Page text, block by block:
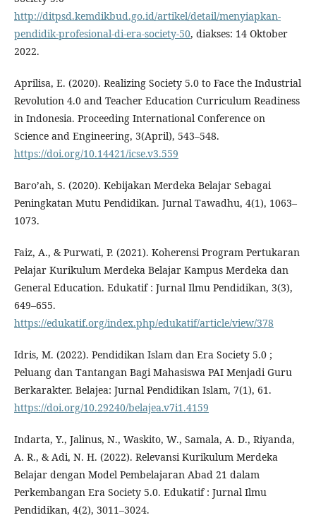
http://ditpsd.kemdikbud.go.id/artikel/detail/menyiapkan-
pendidik-profesional-di-era-society-50, diakses: 14 Oktober
2022.
Aprilisa, E. (2020). Realizing Society 5.0 to Face the Industrial
Revolution 4.0 and Teacher Education Curriculum Readiness
in Indonesia. Proceeding International Conference on
Science and Engineering, 3(April), 543–548.
https://doi.org/10.14421/icse.v3.559
Baro’ah, S. (2020). Kebijakan Merdeka Belajar Sebagai
Peningkatan Mutu Pendidikan. Jurnal Tawadhu, 4(1), 1063–
1073.
Faiz, A., & Purwati, P. (2021). Koherensi Program Pertukaran
Pelajar Kurikulum Merdeka Belajar Kampus Merdeka dan
General Education. Edukatif : Jurnal Ilmu Pendidikan, 3(3),
649–655.
https://edukatif.org/index.php/edukatif/article/view/378
Idris, M. (2022). Pendidikan Islam dan Era Society 5.0 ;
Peluang dan Tantangan Bagi Mahasiswa PAI Menjadi Guru
Berkarakter. Belajea: Jurnal Pendidikan Islam, 7(1), 61.
https://doi.org/10.29240/belajea.v7i1.4159
Indarta, Y., Jalinus, N., Waskito, W., Samala, A. D., Riyanda,
A. R., & Adi, N. H. (2022). Relevansi Kurikulum Merdeka
Belajar dengan Model Pembelajaran Abad 21 dalam
Perkembangan Era Society 5.0. Edukatif : Jurnal Ilmu
Pendidikan, 4(2), 3011–3024.